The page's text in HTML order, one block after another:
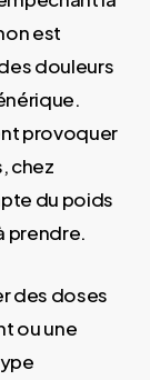
est
douleurs
provoquer
chez
du poids
prendre.
des doses
ou une